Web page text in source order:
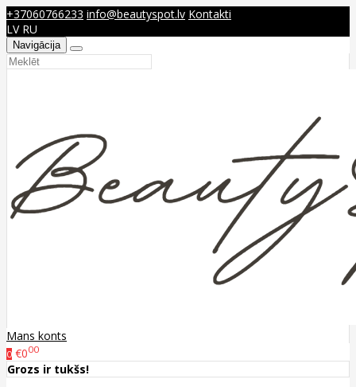
+37060766233 info@beautyspot.lv Kontakti
LV RU
Navigācija
Mans konts
0 €000
Grozs ir tukšs!